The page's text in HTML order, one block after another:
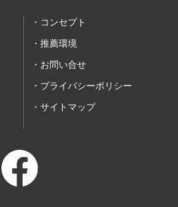
コンセプト
推薦環境
お問い合せ
プライバシーポリシー
サイトマップ